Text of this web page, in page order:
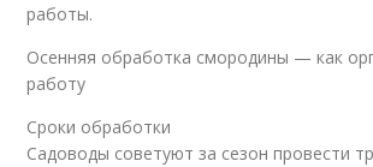
работы.
Осенняя обработка смородины — как
работу
Сроки обработки
Садоводы советуют за сезон провести